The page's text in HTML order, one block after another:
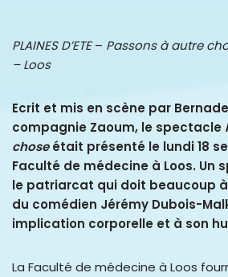
PLAINES D’ETE– Passons à autre
– Loos
Ecrit et mis en scène par
compagnie Zaoum, le spectacle
choseétait présenté le lundi 18
Faculté de médecine à Loos. Un
le patriarcat qui doit beaucoup
du comédien Jérémy Dubois-
implication corporelle et à son
La Faculté de médecine à Loos